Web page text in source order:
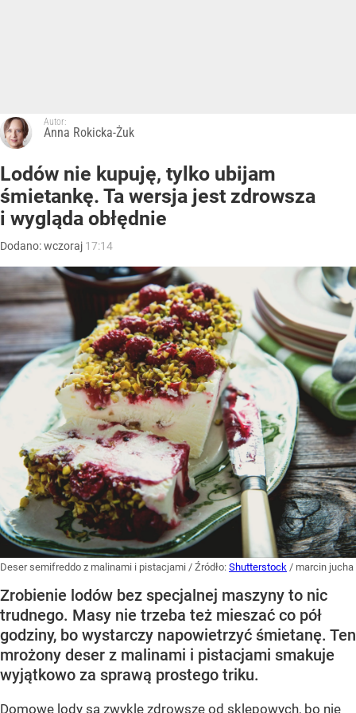
Autor:
Anna Rokicka-Żuk
Lodów nie kupuję, tylko ubijam
śmietankę. Ta wersja jest zdrowsza
i wygląda obłędnie
Dodano:wczoraj 17:14
Deser semifreddo z malinami i pistacjami / Źródło: Shutterstock / marcin jucha
Zrobienie lodów bez specjalnej maszyny to nic
trudnego. Masy nie trzeba też mieszać co pół
godziny, bo wystarczy napowietrzyć śmietanę. Ten
mrożony deser z malinami i pistacjami smakuje
wyjątkowo za sprawą prostego triku.
Domowe lody są zwykle zdrowsze od sklepowych, bo nie